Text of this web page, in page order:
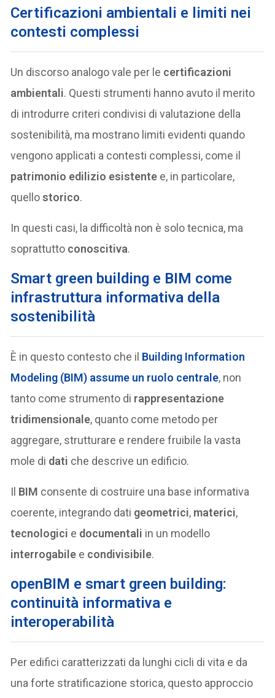
Certificazioni ambientali e limiti nei
contesti complessi
Un discorso analogo vale per le certificazioni
ambientali. Questi strumenti hanno avuto il merito
di introdurre criteri condivisi di valutazione della
sostenibilità, ma mostrano limiti evidenti quando
vengono applicati a contesti complessi, come il
patrimonio edilizio esistente e, in particolare,
quellostorico.
In questi casi, la difficoltà non è solo tecnica, ma
soprattutto conoscitiva.
Smart green building e BIM come
infrastruttura informativa della
sostenibilità
È in questo contesto che il Building Information
Modeling (BIM) assume un ruolo centrale, non
tanto come strumento di rappresentazione
tridimensionale, quanto come metodo per
aggregare, strutturare e rendere fruibile la vasta
mole di dati che descrive un edificio.
Il BIM consente di costruire una base informativa
coerente, integrando dati geometrici, materici,
tecnologici e documentali in un modello
interrogabile e condivisibile.
openBIM e smart green building:
continuità informativa e
interoperabilità
Per edifici caratterizzati da lunghi cicli di vita e da
una forte stratificazione storica, questo approccio